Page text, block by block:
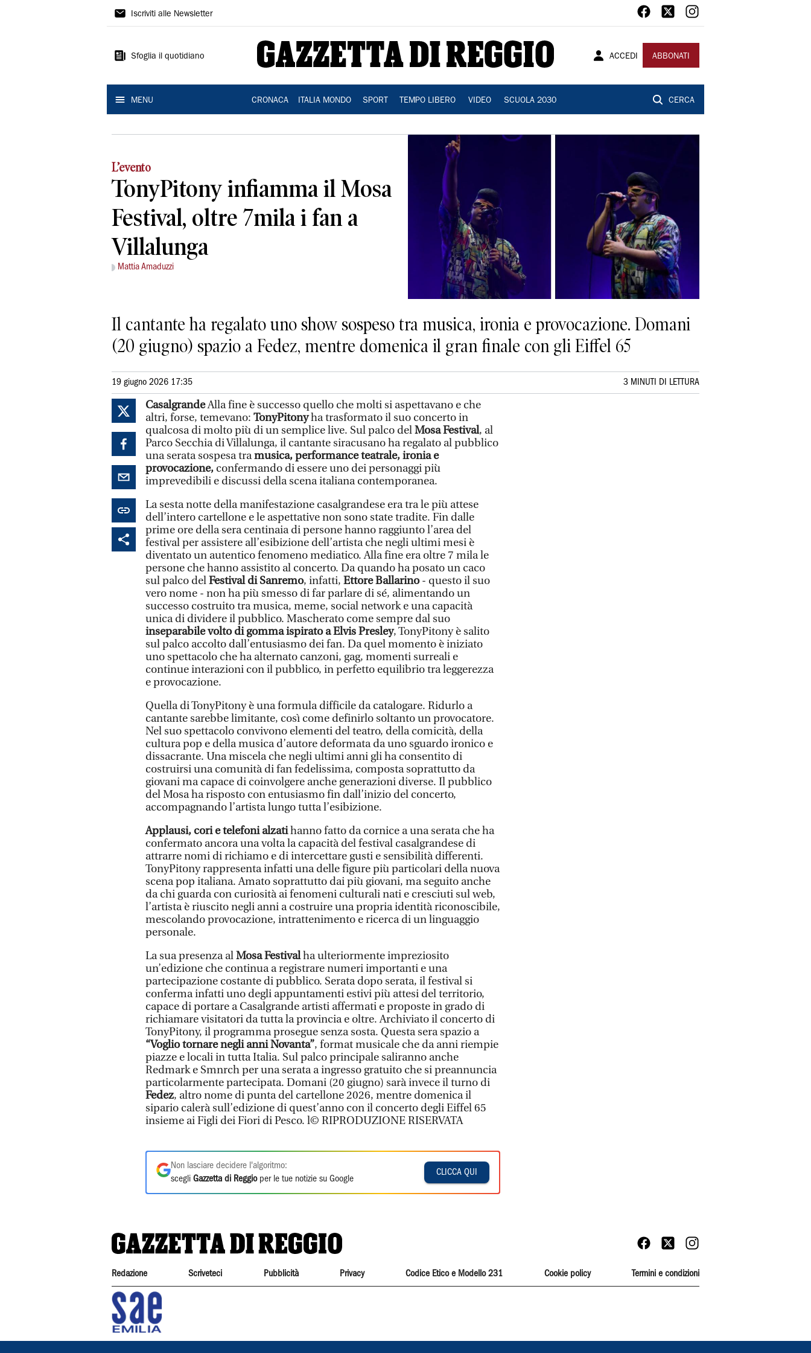
Gazzetta
Reggio
Iscriviti alle Newsletter
Sfoglia il quotidiano ACCEDI ABBONATI
MENU CRONACA ITALIA MONDO SPORT TEMPO LIBERO VIDEO SCUOLA 2030 CERCA
L’evento
TonyPitony infiamma il Mosa
Festival, oltre 7mila i fan a
Villalunga
Mattia Amaduzzi
Il cantante ha regalato uno show sospeso tra musica, ironia e provocazione. Domani
(20 giugno) spazio a Fedez, mentre domenica il gran finale con gli Eiffel 65
19 giugno 2026 17:35 3 MINUTI DI LETTURA
CasalgrandeAlla fine è successo quello che molti si aspettavano e che
altri, forse, temevano: TonyPitonyha trasformato il suo concerto in
qualcosa di molto più di un semplice live. Sul palco delMosa Festival, al
Parco Secchia di Villalunga, il cantante siracusano ha regalato al pubblico
una serata sospesa tramusica, performance teatrale, ironia e
provocazione, confermando di essere uno dei personaggi più
imprevedibili e discussi della scena italiana contemporanea.
La sesta notte della manifestazione casalgrandese era tra le più attese
dell’intero cartellone e le aspettative non sono state tradite. Fin dalle
prime ore della sera centinaia di persone hanno raggiunto l’area del
festival per assistere all’esibizione dell’artista che negli ultimi mesi è
diventato un autentico fenomeno mediatico. Alla fine era oltre 7 mila le
persone che hanno assistito al concerto. Da quando ha posato un caco
sul palco delFestival di Sanremo, infatti, Ettore Ballarino- questo il suo
vero nome - non ha più smesso di far parlare di sé, alimentando un
successo costruito tra musica, meme, social network e una capacità
unica di dividere il pubblico. Mascherato come sempre dal suo
inseparabile volto di gomma ispirato a Elvis Presley, TonyPitony è salito
sul palco accolto dall’entusiasmo dei fan. Da quel momento è iniziato
uno spettacolo che ha alternato canzoni, gag, momenti surreali e
continue interazioni con il pubblico, in perfetto equilibrio tra leggerezza
e provocazione.
Quella di TonyPitony è una formula difficile da catalogare. Ridurlo a
cantante sarebbe limitante, così come definirlo soltanto un provocatore.
Nel suo spettacolo convivono elementi del teatro, della comicità, della
cultura pop e della musica d’autore deformata da uno sguardo ironico e
dissacrante. Una miscela che negli ultimi anni gli ha consentito di
costruirsi una comunità di fan fedelissima, composta soprattutto da
giovani ma capace di coinvolgere anche generazioni diverse. Il pubblico
del Mosa ha risposto con entusiasmo fin dall’inizio del concerto,
accompagnando l’artista lungo tutta l’esibizione.
Applausi, cori e telefoni alzatihanno fatto da cornice a una serata che ha
confermato ancora una volta la capacità del festival casalgrandese di
attrarre nomi di richiamo e di intercettare gusti e sensibilità differenti.
TonyPitony rappresenta infatti una delle figure più particolari della nuova
scena pop italiana. Amato soprattutto dai più giovani, ma seguito anche
da chi guarda con curiosità ai fenomeni culturali nati e cresciuti sul web,
l’artista è riuscito negli anni a costruire una propria identità riconoscibile,
mescolando provocazione, intrattenimento e ricerca di un linguaggio
personale.
La sua presenza alMosa Festivalha ulteriormente impreziosito
un’edizione che continua a registrare numeri importanti e una
partecipazione costante di pubblico. Serata dopo serata, il festival si
conferma infatti uno degli appuntamenti estivi più attesi del territorio,
capace di portare a Casalgrande artisti affermati e proposte in grado di
richiamare visitatori da tutta la provincia e oltre. Archiviato il concerto di
TonyPitony, il programma prosegue senza sosta. Questa sera spazio a
“Voglio tornare negli anni Novanta”, format musicale che da anni riempie
piazze e locali in tutta Italia. Sul palco principale saliranno anche
Redmark e Smnrch per una serata a ingresso gratuito che si preannuncia
particolarmente partecipata. Domani (20 giugno) sarà invece il turno di
Fedez, altro nome di punta del cartellone 2026, mentre domenica il
sipario calerà sull’edizione di quest’anno con il concerto degli Eiffel 65
insieme ai Figli dei Fiori di Pesco. l© RIPRODUZIONE RISERVATA
Non lasciare decidere l'algoritmo:
scegli Gazzetta di Reggioper le tue notizie su Google
CLICCA QUI
Redazione Scriveteci Pubblicità Privacy Codice Etico e Modello 231 Cookie policy Termini e condizioni